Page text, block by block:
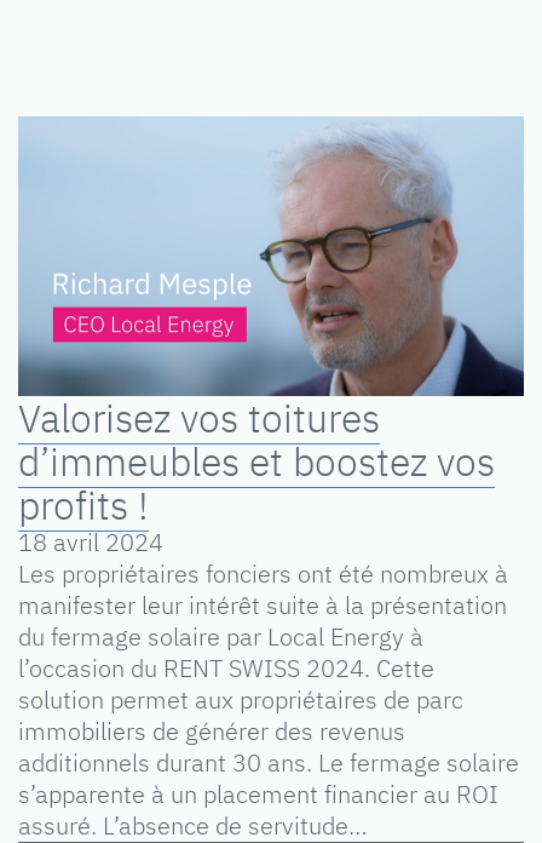
Valorisez vos toitures
d’immeubles et boostez vos
profits !
18 avril 2024
Les propriétaires fonciers ont été nombreux à
manifester leur intérêt suite à la présentation
du fermage solaire par Local Energy à
l’occasion du RENT SWISS 2024. Cette
solution permet aux propriétaires de parc
immobiliers de générer des revenus
additionnels durant 30 ans. Le fermage solaire
s’apparente à un placement financier au ROI
assuré. L’absence de servitude…